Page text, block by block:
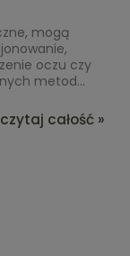
mogą
oczu czy
metod...
czytaj całość »